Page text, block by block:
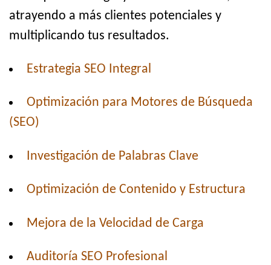
atrayendo a más clientes potenciales y
multiplicando tus resultados.
Estrategia SEO Integral
Optimización para Motores de Búsqueda
(SEO)
Investigación de Palabras Clave
Optimización de Contenido y Estructura
Mejora de la Velocidad de Carga
Auditoría SEO Profesional